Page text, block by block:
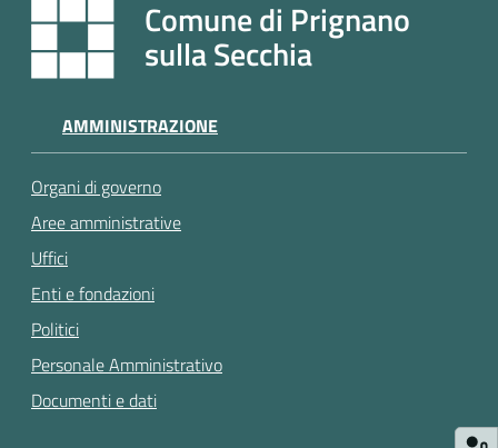
p
p
a
m
e
n
t
o
Street
Comune di Prignano
sulla Secchia
AMMINISTRAZIONE
Organi di governo
Aree amministrative
Uffici
Enti e fondazioni
Politici
Personale Amministrativo
Documenti e dati